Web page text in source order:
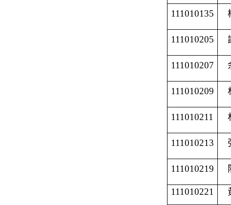
111010135
111010205
111010207
111010209
111010211
111010213
111010219
111010221